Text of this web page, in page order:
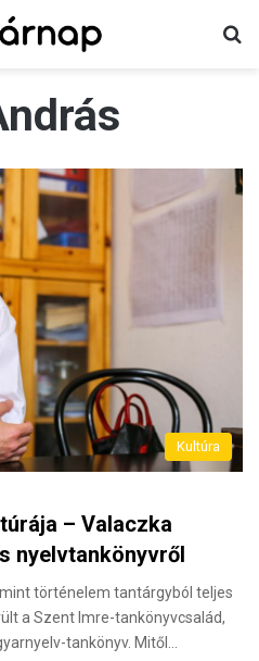
Kultúra
– Valaczka
nyelvtankönyvről
történelem tantárgyból teljes
a Szent Imre-tankönyvcsalád,
tankönyv. Mitől…